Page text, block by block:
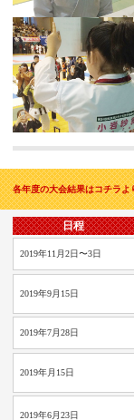
各年度の大会結果はコチラよ
日程
2019年11月2日〜3日
2019年9月15日
2019年7月28日
2019年月15日
2019年6月23日